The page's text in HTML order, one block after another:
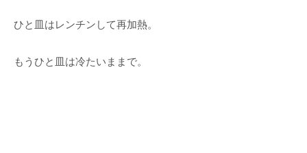
ひと皿はレンチンして再加熱。
もうひと皿は冷たいままで。